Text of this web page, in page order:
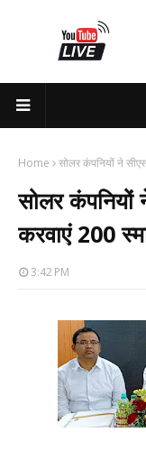
Home सोलर कंपनियों ने
सोलर
करवाएं 200
3:42 PM